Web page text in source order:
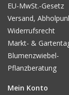
EU-MwSt.-Gesetz
Versand,
Widerrufsrecht
Markt- &
Blumenzwiebel-
Pflanzberatung
Mein Konto